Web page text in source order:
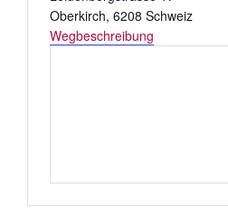
Oberkirch, 6208 Schweiz
Wegbeschreibung